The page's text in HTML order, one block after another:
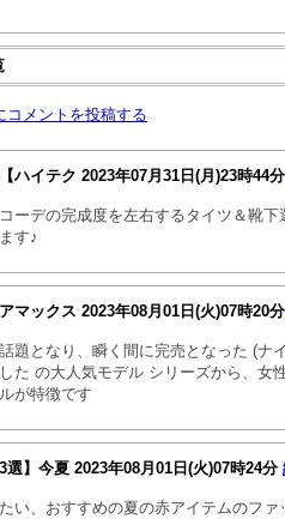
コメントを投稿する
ハイテク 2023年07月31日(月)23時44分
ーデの完成度を左右するタイツ＆靴
す♪
マックス 2023年08月01日(火)07時20分
題となり、瞬く間に完売となった (ナ
た の大人気モデル シリーズから、女
が特徴です
選】今夏 2023年08月01日(火)07時24分
い、おすすめの夏の赤アイテムのフ